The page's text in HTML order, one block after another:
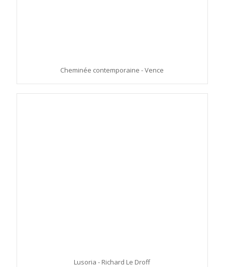
Cheminée contemporaine - Vence
Lusoria - Richard Le Droff